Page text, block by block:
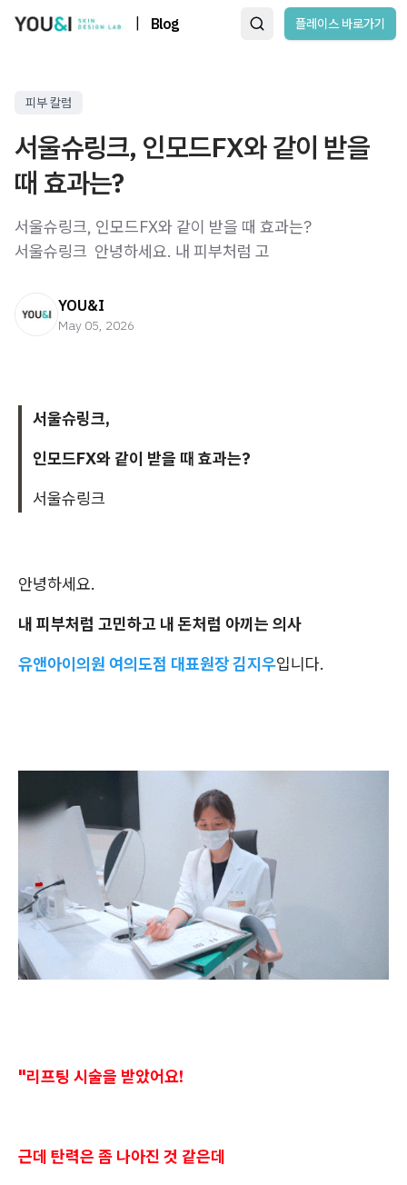
Blog 플레이스 바로가기
피부 칼럼
서울슈링크, 인모드FX와 같이 받을
때 효과는?
서울슈링크, 인모드FX와 같이 받을 때 효과는?
서울슈링크 ​ 안녕하세요. 내 피부처럼 고
YOU&I
May 05, 2026
서울슈링크,
인모드FX와 같이 받을 때 효과는?
서울슈링크
안녕하세요.
내 피부처럼 고민하고 내 돈처럼 아끼는 의사
유앤아이의원 여의도점 대표원장 김지우입니다.
"리프팅 시술을 받았어요!
근데 탄력은 좀 나아진 것 같은데